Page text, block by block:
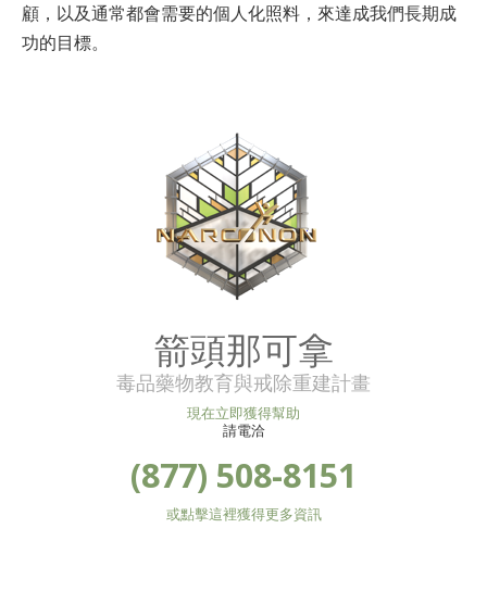
顧，以及通常都會需要的個人化照料，來達成我們長期成
功的目標。
箭頭那可拿
毒品藥物教育與戒除重建計畫
現在立即獲得幫助
請電洽
(877) 508-8151
或點擊這裡獲得更多資訊